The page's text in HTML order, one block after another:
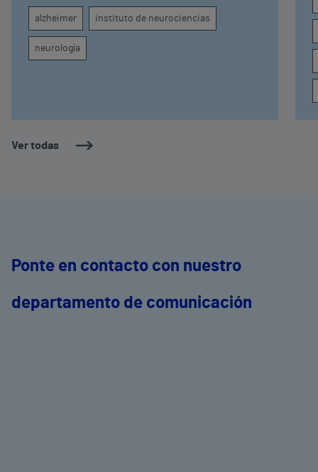
Ver todas
seguimiento clínico de cada paciente
alzheimer instituto de neurociencias
neurología
Ponte en contacto con nuestro
departamento de comunicación